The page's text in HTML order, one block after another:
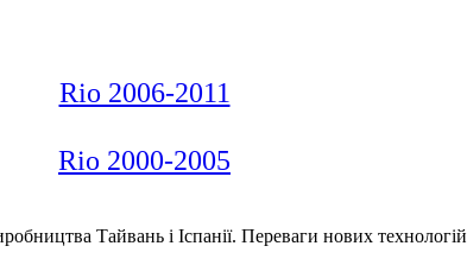
Rio 2006-2011
Rio 2000-2005
Тайвань і Іспанії. Переваги нових технологій